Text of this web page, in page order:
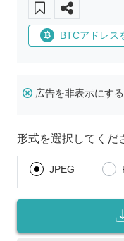
BTCアドレス
広告を非表示にする
形式を選択してくだ
JPEG